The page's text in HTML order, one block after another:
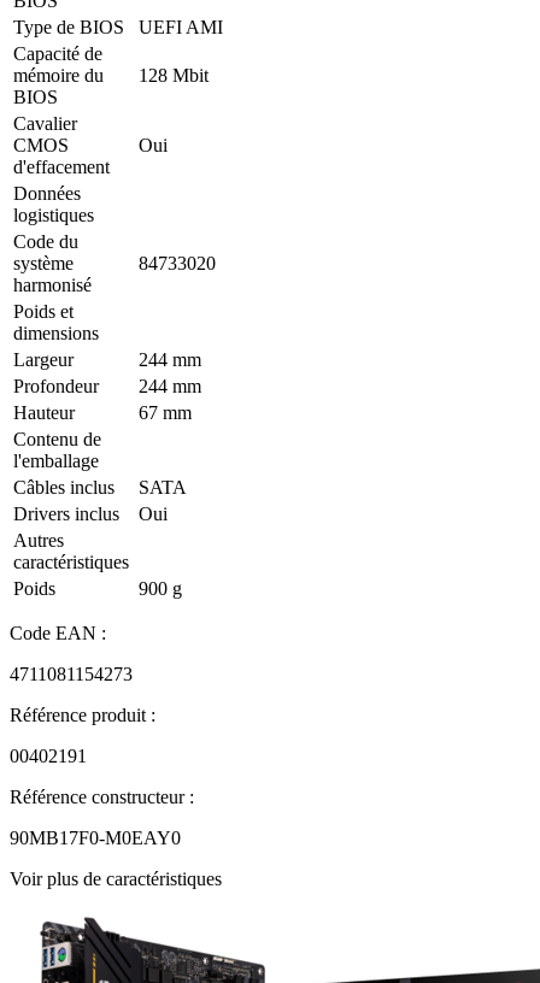
Type de BIOS
UEFI AMI
Capacité de
mémoire du
BIOS
128 Mbit
Cavalier
CMOS
d'effacement
Oui
Données
logistiques
Code du
système
harmonisé
84733020
Poids et
dimensions
Largeur
244 mm
Profondeur
244 mm
Hauteur
67 mm
Contenu de
l'emballage
Câbles inclus
SATA
Drivers inclus
Oui
Autres
caractéristiques
Poids
900 g
Code EAN :
4711081154273
Référence produit :
00402191
Référence constructeur :
90MB17F0-M0EAY0
Voir plus de caractéristiques